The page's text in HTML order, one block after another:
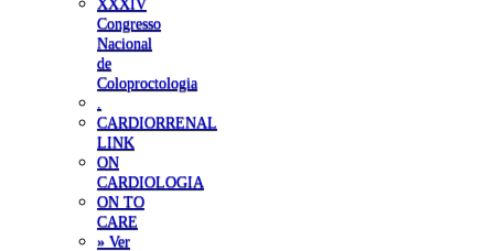
Congresso
Nacional
de
Coloproctologia
CARDIORRENAL
LINK
ON
CARDIOLOGIA
ON TO
CARE
» Ver